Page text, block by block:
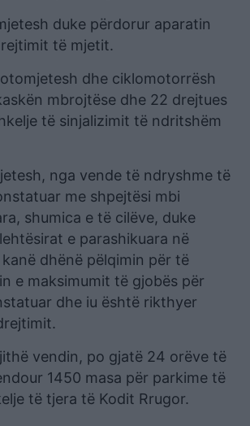
duke përdorur aparatin
të mjetit.
dhe ciklomotorrësh
mbrojtëse dhe 22 drejtues
të sinjalizimit të ndritshëm
nga vende të ndryshme të
me shpejtësi mbi
shumica e të cilëve, duke
e parashikuara në
dhënë pëlqimin për të
e maksimumit të gjobës për
dhe iu është rikthyer
vendin, po gjatë 24 orëve të
1450 masa për parkime të
të tjera të Kodit Rrugor.